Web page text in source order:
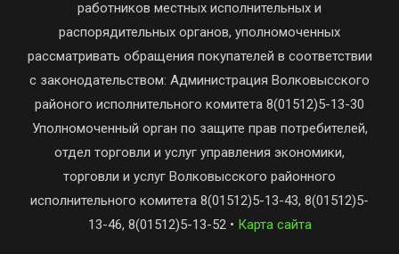
работников местных исполнительных и
распорядительных органов, уполномоченных
рассматривать обращения покупателей в соответствии
с законодательством: Администрация Волковысского
районого исполнительного комитета 8(01512)5-13-30
Уполномоченный орган по защите прав потребителей,
отдел торговли и услуг управления экономики,
торговли и услуг Волковысского районного
исполнительного комитета 8(01512)5-13-43, 8(01512)5-
13-46, 8(01512)5-13-52 • Карта сайта